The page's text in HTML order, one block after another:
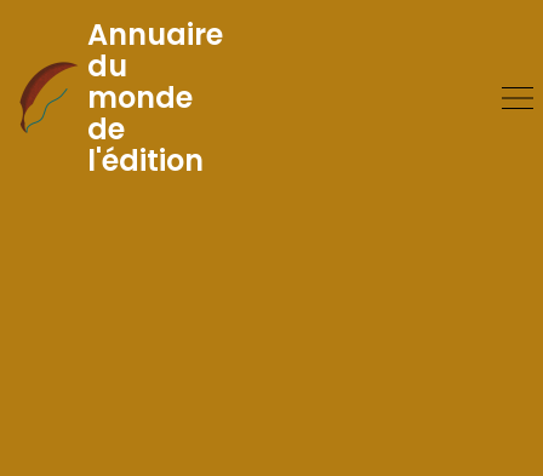
Skip
to
Content
Annuaire
du
monde
de
l'édition